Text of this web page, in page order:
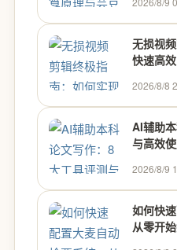
无损视
快速高
2026/8/8
AI辅助
与高效
2026/8/9
如何快
从零开